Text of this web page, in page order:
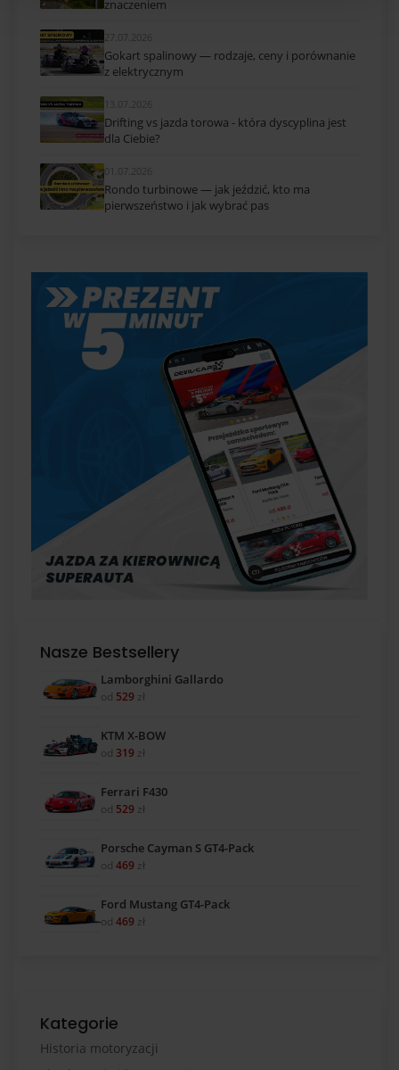
znaczeniem
27.07.2026
Gokart spalinowy — rodzaje, ceny i porównanie
z elektrycznym
13.07.2026
Drifting vs jazda torowa - która dyscyplina jest
dla Ciebie?
01.07.2026
Rondo turbinowe — jak jeździć, kto ma
pierwszeństwo i jak wybrać pas
Nasze Bestsellery
Lamborghini Gallardo
od 529 zł
KTM X-BOW
od 319 zł
Ferrari F430
od 529 zł
Porsche Cayman S GT4-Pack
od 469 zł
Ford Mustang GT4-Pack
od 469 zł
Kategorie
Historia motoryzacji